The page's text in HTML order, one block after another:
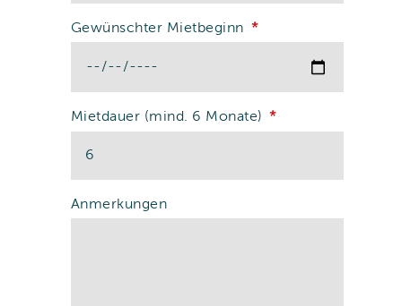
Gewünschter Mietbeginn
Mietdauer (mind. 6 Monate)
Anmerkungen